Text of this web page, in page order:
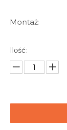
Montaż:
Ilość: